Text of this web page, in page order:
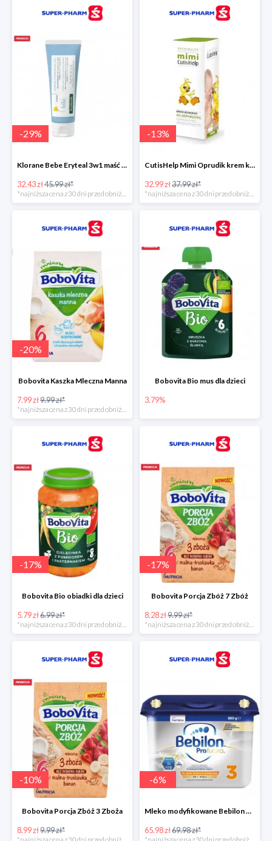
-29%
Klorane Bebe Eryteal 3w1 maść do przewijania dla dzieci
32.43 zł45.99 zł*
*najniższa cena z 30 dni przed obniżką
-13%
CutisHelp Mimi Oprudik krem konopny
32.99 zł37.99 zł*
*najniższa cena z 30 dni przed obniżką
-20%
Bobovita Kaszka Mleczna Manna
7.99 zł9.99 zł*
Bobovita Bio mus dla dzieci
3.79%
-17%
Bobovita Bio obiadki dla dzieci
5.79 zł6.99 zł*
-17%
Bobovita Porcja Zbóż 7 Zbóż
8.28 zł9.99 zł*
-10%
Bobovita Porcja Zbóż 3 Zboża
8.99 zł9.99 zł*
-6%
Mleko modyfikowane Bebilon Profutura 2, 3, 4 w promocyjnej cenie
65.98 zł69.98 zł*